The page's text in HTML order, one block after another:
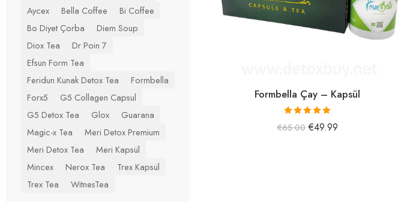
Formbella Çay – Kapsül
5 üzerinden
€65.00 €49.99
Aycex
Bella Coffee
Bi Coffee
Bo Diyet Çorba
Diem Soup
Diox Tea
Dr Poin 7
Efsun Form Tea
Feridun Kunak Detox Tea
Formbella
Forx5
G5 Collagen Capsul
G5 Detox Tea
Glox
Guarana
Magic-x Tea
Meri Detox Premium
Meri Detox Tea
Meri Kapsül
Mincex
Nerox Tea
Trex Kapsül
Trex Tea
WitnesTea